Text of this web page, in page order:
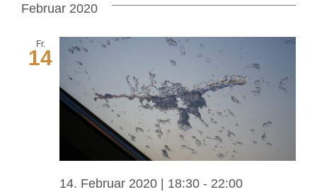
Februar 2020
Fr.
14
14. Februar 2020 | 18:30 - 22:00